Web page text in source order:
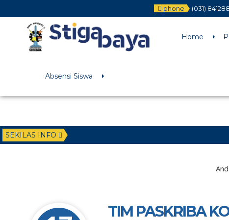
: Function WP_Dependencies->add_data() was called
/home/u6225882/public_html/wp-includes/functions.php
phone (031)
Home
Absensi Siswa
SEKILAS INFO
TIM PASKRIBA